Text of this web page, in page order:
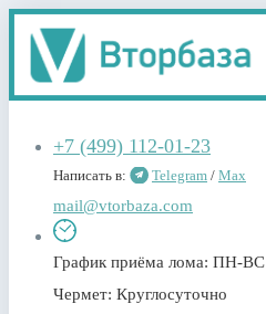
+7 (499) 112-01-23
Написать в: Telegram / Max
mail@vtorbaza.com
График приёма лома: ПН-ВС
Чермет: Круглосуточно